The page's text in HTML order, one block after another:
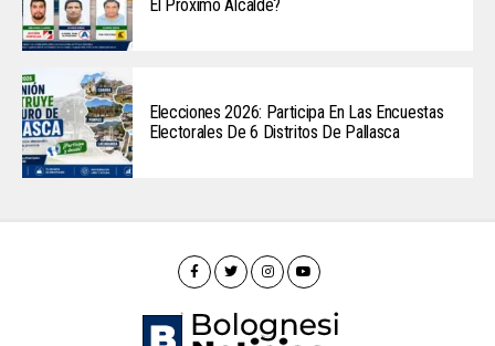
El Próximo Alcalde?
Elecciones 2026: Participa En Las Encuestas
Electorales De 6 Distritos De Pallasca